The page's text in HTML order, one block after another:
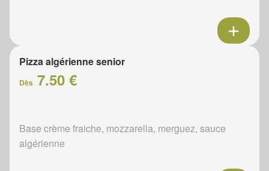
Pizza algérienne senior
Dès 7.50 €
Base crème fraiche, mozzarella, merguez, sauce
algérienne